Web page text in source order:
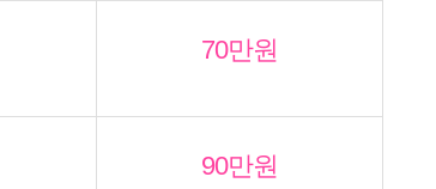
70만원
90만원